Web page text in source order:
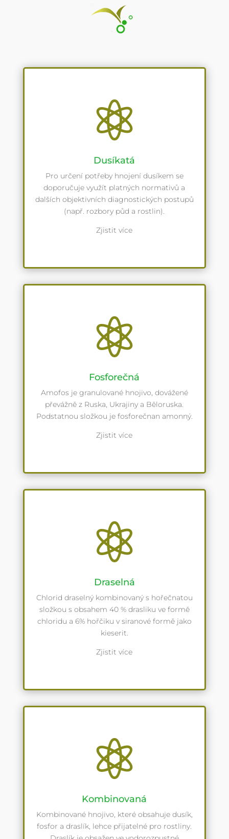

Dusíkatá
Pro určení potřeby hnojení dusíkem se
doporučuje využít platných normativů a
dalších objektivních diagnostických postupů
(např. rozbory půd a rostlin).
Zjistit více

Fosforečná
Amofos je granulované hnojivo, dovážené
převážně z Ruska, Ukrajiny a Běloruska.
Podstatnou složkou je fosforečnan amonný.
Zjistit více

Draselná
Chlorid draselný kombinovaný s hořečnatou
složkou s obsahem 40 % drasliku ve formě
chloridu a 6% hořčiku v siranové formě jako
kieserit.
Zjistit více

Kombinovaná
Kombinované hnojivo, které obsahuje dusík,
fosfor a draslík, lehce přijatelné pro rostliny.